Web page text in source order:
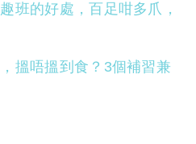
班的好處，百足咁多爪，
搵唔搵到食？3個補習兼